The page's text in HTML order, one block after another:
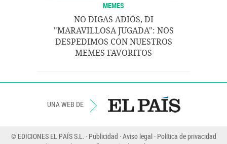
MEMES
NO DIGAS ADIÓS, DI
"MARAVILLOSA JUGADA": NOS
DESPEDIMOS CON NUESTROS
MEMES FAVORITOS
UNA WEB DE
© EDICIONES EL PAÍS S.L. Publicidad Aviso legal Política de privacidad